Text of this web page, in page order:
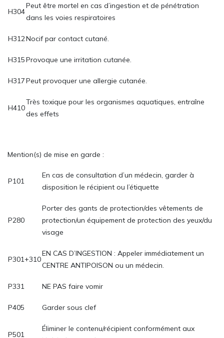
H304
Peut être mortel en cas d’ingestion et de pénétration
dans les voies respiratoires
H312Nocif par contact cutané.
H315Provoque une irritation cutanée.
H317Peut provoquer une allergie cutanée.
H410
Très toxique pour les organismes aquatiques, entraîne
des effets
Mention(s) de mise en garde :
P101
En cas de consultation d’un médecin, garder à
disposition le récipient ou l’étiquette
P280
Porter des gants de protection/des vêtements de
protection/un équipement de protection des yeux/du
visage
P301+310
EN CAS D’INGESTION : Appeler immédiatement un
CENTRE ANTIPOISON ou un médecin.
P331 NE PAS faire vomir
P405 Garder sous clef
P501
Éliminer le contenu/récipient conformément aux